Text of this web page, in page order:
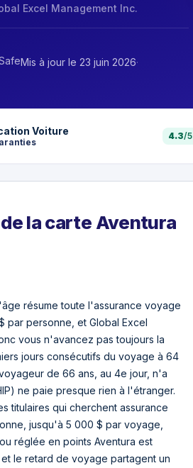
Excel Management Inc.
Mis à jour le 23 juin 2026·
Voiture 4.3/5
la carte Aventura
résume toute l'assurance voyage
par personne, et Global Excel
vous n'avancez pas toujours la
jours consécutifs du voyage à 64
de 66 ans, au 4e jour, n'a
ne paie presque rien à l'étranger.
titulaires qui cherchent assurance
jusqu'à 5 000 $ par voyage,
réglée en points Aventura est
le retard de voyage partagent un